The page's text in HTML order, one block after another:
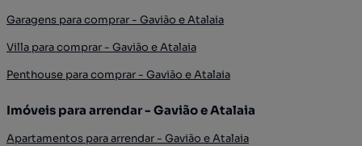
Garagens para comprar - Gavião e Atalaia
Villa para comprar - Gavião e Atalaia
Penthouse para comprar - Gavião e Atalaia
Imóveis para arrendar - Gavião e Atalaia
Apartamentos para arrendar - Gavião e Atalaia